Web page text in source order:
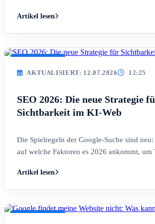
Artikel lesen
AKTUALISIERT: 12.07.2026 12:25
SEO 2026: Die neue Strategie
Sichtbarkeit im KI-Web
Die Spielregeln der Google-Suche sind
auf welche Faktoren es 2026 ankommt, um
Artikel lesen